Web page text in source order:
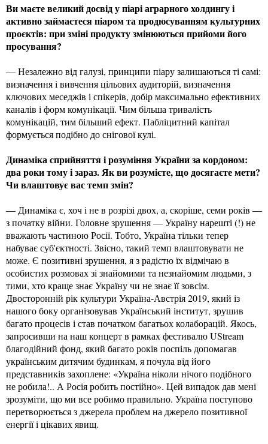
Ви маєте великий досвід у піарі аграрного холдингу і
активно займаєтеся піаром та продюсуванням культурних
проєктів: при зміні продукту змінюються прийоми його
просування?
— Незалежно від галузі, принципи піару залишаються ті самі:
визначення і вивчення цільових аудиторій, визначення
ключових меседжів і спікерів, добір максимально ефективних
каналів і форм комунікації. Чим більша тривалість
комунікацій, тим більший ефект. Пабліцитний капітал
формується подібно до снігової кулі.
Динаміка сприйняття і розуміння України за кордоном:
два роки тому і зараз. Як ви розумієте, що досягаєте мети?
Чи влаштовує вас темп змін?
— Динаміка є, хоч і не в розрізі двох, а, скоріше, семи років —
з початку війни. Головне зрушення — Україну нарешті (!) не
вважають частиною Росії. Тобто, Україна тільки тепер
набуває суб'єктності. Звісно, такий темп влаштовувати не
може. Є позитивні зрушення, я з радістю їх відмічаю в
особистих розмовах зі знайомими та незнайомим людьми, з
тими, хто краще знає Україну чи не знає її зовсім.
Двосторонній рік культури Україна-Австрія 2019, який із
нашого боку організовував Український інститут, зрушив
багато процесів і став початком багатьох колаборацій. Якось,
запросивши на наш концерт в рамках фестивалю UStream
благодійний фонд, який багато років поспіль допомагав
українським дитячим будинкам, я почула від його
представників захоплене: «Україна ніколи нічого подібного
не робила!.. А Росія робить постійно». Цей випадок дав мені
зрозуміти, що ми все робимо правильно. Україна поступово
перетворюється з джерела проблем на джерело позитивної
енергії і цікавих явищ.